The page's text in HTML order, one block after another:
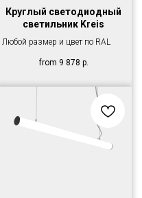
Круглый светодиодный
светильник Kreis
Любой размер и цвет по RAL
from 9 878 р.